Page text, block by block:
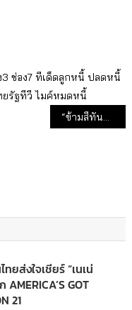
3 ช่อง7 ทีเด็ดลูกหนี้ ปลดหนี้
ยรัฐทีวี ไมค์หมดหนี้
“ข้ามสีทันดร” ละครใหม่ ”โป๊ป” ตอนแรกเรตติ้งยังไม่มา
ยส่งใจเชียร์ “เนเน่
AMERICA’S GOT
21